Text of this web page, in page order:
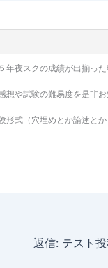
年夜スクの成績が出揃った
想や試験の難易度を是非お
形式（穴埋めとか論述と
返信: テスト